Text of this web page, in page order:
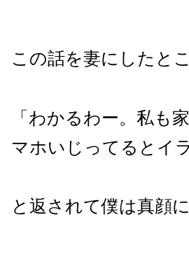
この話を妻にしたと
「わかるわー。私も
マホいじってるとイ
と返されて僕は真顔